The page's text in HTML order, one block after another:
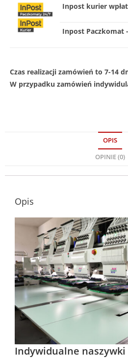
Inpost kurier
Inpost Paczkomat -
Czas realizacji zamówień to 7-14
W przypadku zamówień
OPIS
OPINIE (0)
Opis
Indywidualne naszywki